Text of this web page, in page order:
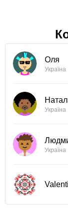
Оля
Україна
Україна
Україна